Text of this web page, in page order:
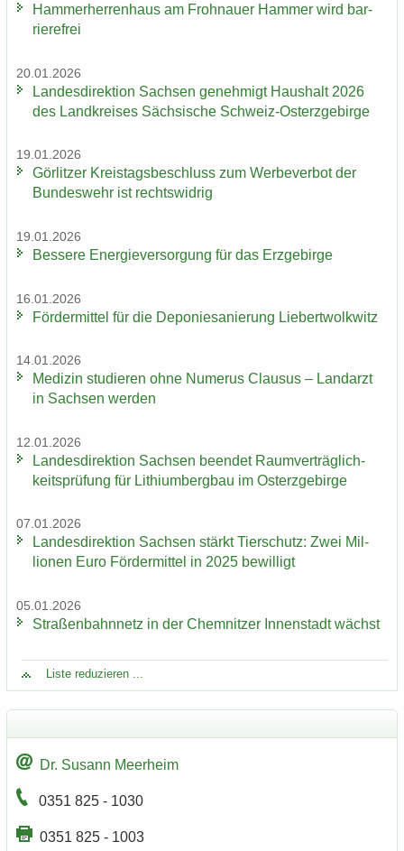
Ham­mer­her­ren­haus am Froh­nau­er Ham­mer wird bar­
rie­re­frei
20.01.2026
Lan­des­di­rek­ti­on Sach­sen ge­neh­migt Haus­halt 2026
des Land­krei­ses Säch­si­sche Schweiz-​Osterzgebirge
19.01.2026
Gör­lit­zer Kreis­tags­be­schluss zum Wer­be­ver­bot der
Bun­des­wehr ist rechts­wid­rig
19.01.2026
Bes­se­re En­er­gie­ver­sor­gung für das Erz­ge­bir­ge
16.01.2026
För­der­mit­tel für die De­po­nie­sa­nie­rung Lie­bert­wolkwitz
14.01.2026
Me­di­zin stu­die­ren ohne Nu­me­rus Clau­sus – Land­arzt
in Sach­sen wer­den
12.01.2026
Lan­des­di­rek­ti­on Sach­sen be­en­det Ra­um­ver­träg­lich­
keits­prü­fung für Li­thi­um­berg­bau im Ost­erz­ge­bir­ge
07.01.2026
Lan­des­di­rek­ti­on Sach­sen stärkt Tier­schutz: Zwei Mil­
lio­nen Euro För­der­mit­tel in 2025 be­wil­ligt
05.01.2026
Stra­ßen­bahn­netz in der Chem­nit­zer In­nen­stadt wächst
Liste re­du­zie­ren ...
Dr. Su­sann Meer­heim
0351 825 - 1030
0351 825 - 1003